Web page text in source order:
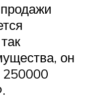
он
250000